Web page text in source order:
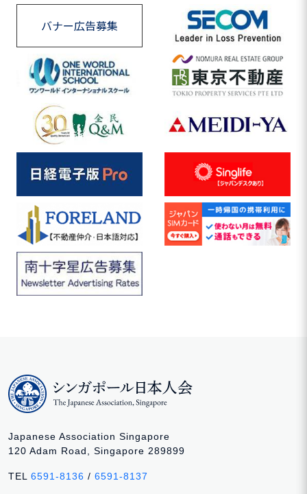
バナー広告募集
Japanese Association Singapore
120 Adam Road, Singapore 289899
TEL 6591-8136 / 6591-8137